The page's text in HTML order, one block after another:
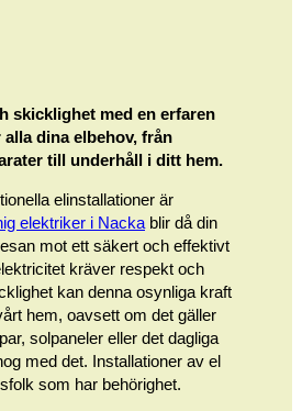
skicklighet med en erfaren
dina elbehov, från
till underhåll i ditt hem.
elinstallationer är
elektriker i Nacka blir då din
mot ett säkert och effektivt
kräver respekt och
kan denna osynliga kraft
hem, oavsett om det gäller
solpaneler eller det dagliga
med det. Installationer av el
som har behörighet.